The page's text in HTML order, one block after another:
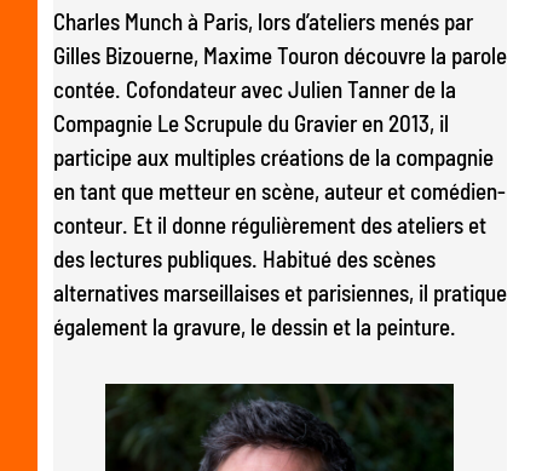
Charles Munch à Paris, lors d’ateliers menés par
Gilles Bizouerne, Maxime Touron découvre la parole
contée. Cofondateur avec Julien Tanner de la
Compagnie Le Scrupule du Gravier en 2013, il
participe aux multiples créations de la compagnie
en tant que metteur en scène, auteur et comédien-
conteur. Et il donne régulièrement des ateliers et
des lectures publiques. Habitué des scènes
alternatives marseillaises et parisiennes, il pratique
également la gravure, le dessin et la peinture.